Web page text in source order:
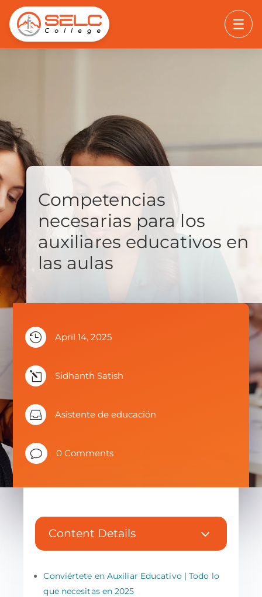
☰
Competencias
necesarias para los
auxiliares educativos en
las aulas
 April 14, 2025
l Sidhanth Satish
 Asistente de educación
v 0 Comments
Content Details 3
Conviértete en Auxiliar Educativo | Todo lo
que necesitas en 2025